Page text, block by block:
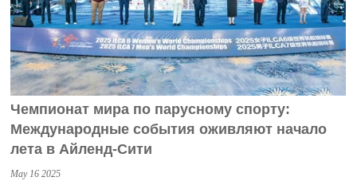
Чемпионат мира по парусному спорту:
Международные события оживляют начало
лета в Айленд-Сити
May 16 2025